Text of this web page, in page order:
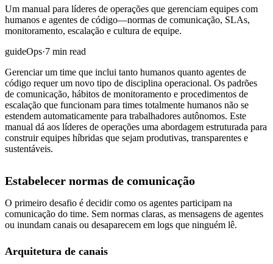
Um manual para líderes de operações que gerenciam equipes com
humanos e agentes de código—normas de comunicação, SLAs,
monitoramento, escalação e cultura de equipe.
guideOps·7 min read
Gerenciar um time que inclui tanto humanos quanto agentes de
código requer um novo tipo de disciplina operacional. Os padrões
de comunicação, hábitos de monitoramento e procedimentos de
escalação que funcionam para times totalmente humanos não se
estendem automaticamente para trabalhadores autônomos. Este
manual dá aos líderes de operações uma abordagem estruturada para
construir equipes híbridas que sejam produtivas, transparentes e
sustentáveis.
Estabelecer normas de comunicação
O primeiro desafio é decidir como os agentes participam na
comunicação do time. Sem normas claras, as mensagens de agentes
ou inundam canais ou desaparecem em logs que ninguém lê.
Arquitetura de canais